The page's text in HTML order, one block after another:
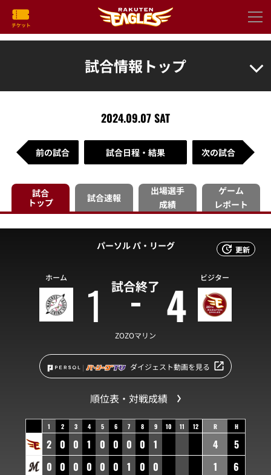
試合情報トップ
2024.09.07 SAT
前の試合 試合日程・結果 次の試合
試合
トップ
試合速報
出場選手
成績
ゲーム
レポート
更新
パーソル パ・リーグ
試合終了
ホーム 1 4 ビジター
ZOZOマリン
ダイジェスト動画を見る
順位表・対戦成績
1 2 3 4 5 6 7 8 9 10 11 12
2 0 0 1 0 0 0 0
1
0 0 0 0 0 0 1 0 0
R H
4
5
1
6